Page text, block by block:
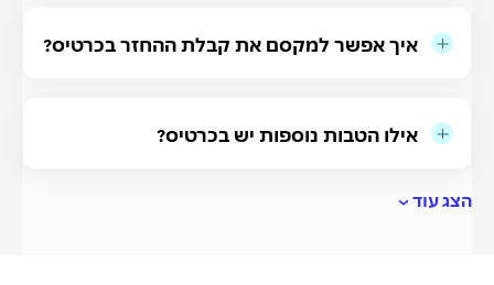
איך אפשר למקסם את קבלת ההחזר בכרטיס?
אילו הטבות נוספות יש בכרטיס?
הצג עוד